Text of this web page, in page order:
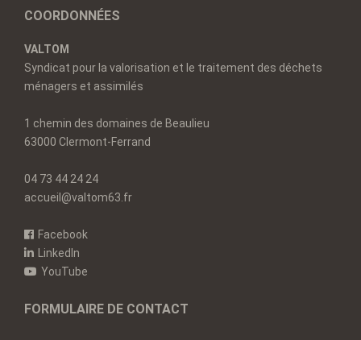
COORDONNÉES
VALTOM
Syndicat pour la valorisation et le traitement des déchets
ménagers et assimilés
1 chemin des domaines de Beaulieu
63000 Clermont-Ferrand
04 73 44 24 24
accueil@valtom63.fr
Facebook
LinkedIn
YouTube
FORMULAIRE DE CONTACT